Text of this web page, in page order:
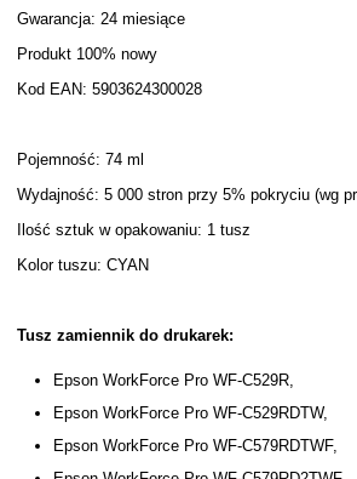
Gwarancja: 24 miesiące
Produkt 100% nowy
Kod EAN: 5903624300028
Pojemność: 74 ml
Wydajność: 5 000 stron przy 5% pokryciu (wg
Ilość sztuk w opakowaniu: 1 tusz
Kolor tuszu: CYAN
Tusz zamiennik do drukarek:
Epson WorkForce Pro WF-C529R,
Epson WorkForce Pro WF-C529RDTW,
Epson WorkForce Pro WF-C579RDTWF,